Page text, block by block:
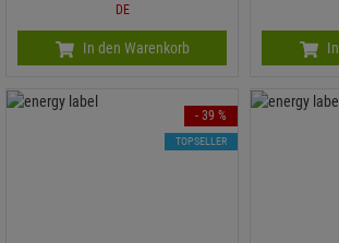
DE
In den Warenkorb
- 39 %
TOPSELLER